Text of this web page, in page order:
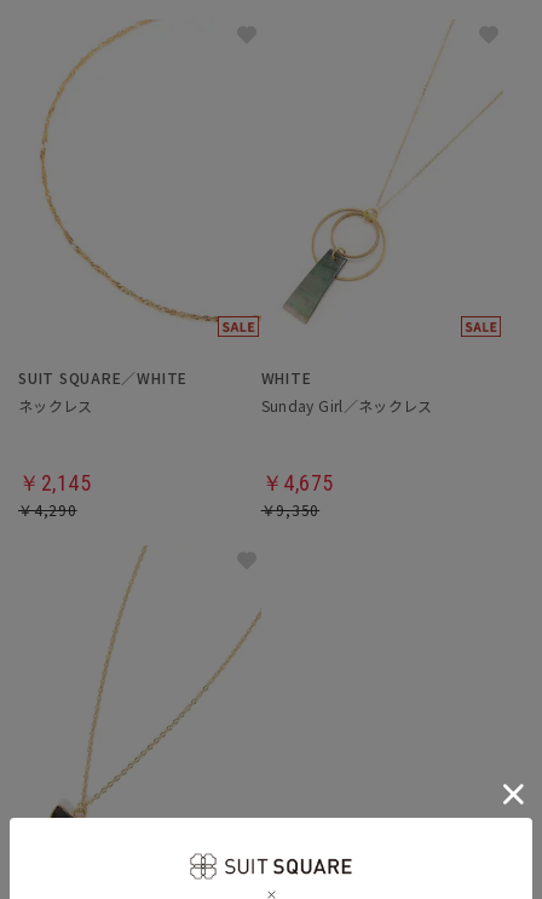
SUIT SQUARE／WHITE
ネックレス
￥2,145
￥4,290
WHITE
Sunday Girl／ネックレス
￥4,675
￥9,350